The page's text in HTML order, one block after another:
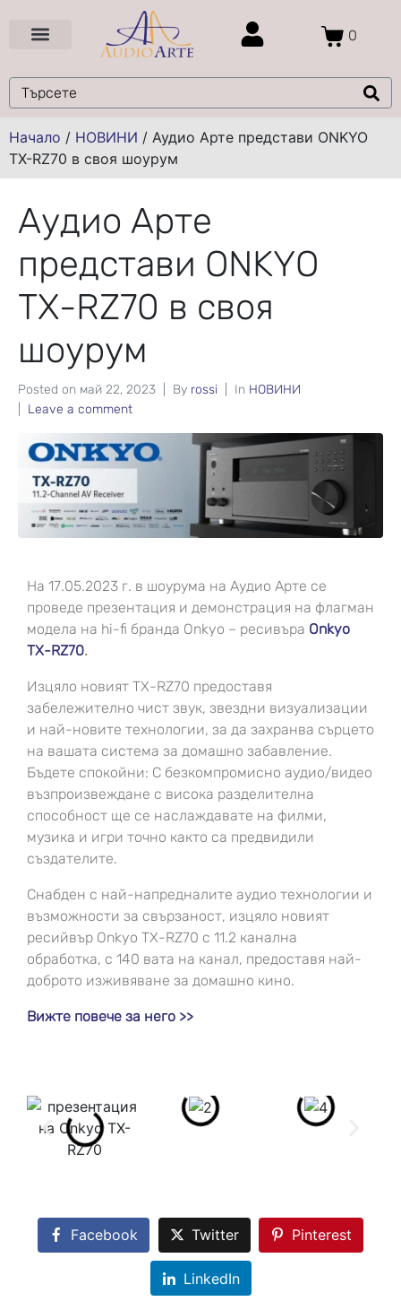
0
Начало / НОВИНИ / Аудио Арте представи ONKYO
TX-RZ70 в своя шоурум
Аудио Арте
представи ONKYO
TX-RZ70 в своя
шоурум
Posted on май 22, 2023 By rossi In НОВИНИ
Leave a comment
На 17.05.2023 г. в шоурума на Аудио Арте се
проведе презентация и демонстрация на флагман
модела на hi-fi бранда Onkyo – ресивъра Onkyo
TX-RZ70.
Изцяло новият TX-RZ70 предоставя
забележително чист звук, звездни визуализации
и най-новите технологии, за да захранва сърцето
на вашата система за домашно забавление.
Бъдете спокойни: С безкомпромисно аудио/видео
възпроизвеждане с висока разделителна
способност ще се наслаждавате на филми,
музика и игри точно както са предвидили
създателите.
Снабден с най-напредналите аудио технологии и
възможности за свързаност, изцяло новият
ресийвър Onkyo TX-RZ70 с 11.2 канална
обработка, с 140 вата на канал, предоставя най-
доброто изживяване за домашно кино.
Вижте повече за него >>
Facebook Twitter Pinterest
LinkedIn